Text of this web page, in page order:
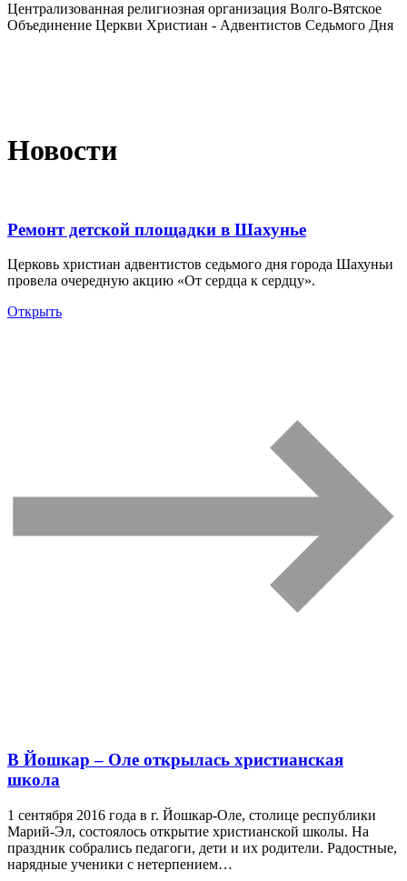
Централизованная религиозная организация Волго-Вятское
Объединение Церкви Христиан - Адвентистов Седьмого Дня
Новости
Ремонт детской площадки в Шахунье
Церковь христиан адвентистов седьмого дня города Шахуньи
провела очередную акцию «От сердца к сердцу».
Открыть
В Йошкар – Оле открылась христианская
школа
1 сентября 2016 года в г. Йошкар-Оле, столице республики
Марий-Эл, состоялось открытие христианской школы. На
праздник собрались педагоги, дети и их родители. Радостные,
нарядные ученики с нетерпением…